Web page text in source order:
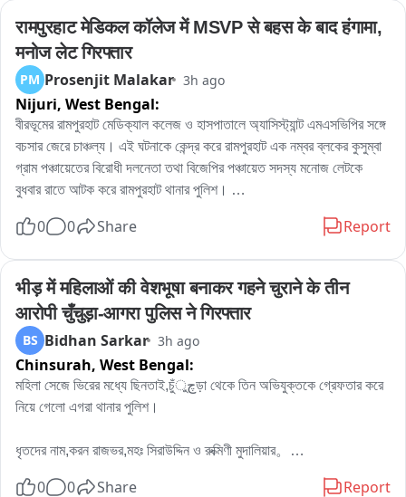
रामपुरहाट मेडिकल कॉलेज में MSVP से बहस के बाद हंगामा,
मनोज लेट गिरफ्तार
PM Prosenjit Malakar 3h ago
Nijuri, West Bengal:
বীরভূমের রামপুরহাট মেডিক্যাল কলেজ ও হাসপাতালে অ্যাসিস্ট্যান্ট এমএসভিপির সঙ্গে
বচসার জেরে চাঞ্চল্য। এই ঘটনাকে কেন্দ্র করে রামপুরহাট এক নম্বর ব্লকের কুসুম্বা
গ্রাম পঞ্চায়েতের বিরোধী দলনেতা তথা বিজেপির পঞ্চায়েত সদস্য মনোজ লেটকে
বুধবার রাতে আটক করে রামপুরহাট থানার পুলিশ।
বিজেপির একাধিক নেতৃত্ব ও কর্মীরা। তাঁরা মনোজ লেটকে কোন অভিযোগে আটক
পর পরিস্থিতি স্বাভাবিক হয়।পরে প্রয়োজনীয় প্রক্রিয়া সম্পন্ন করে এদিন সকালে
বিজেপির বিরোধী দলনেতা মনোজ লেটকে ছেড়ে দেয় রামপুরহাট থানার পুলিশ।
0 0 Share Report
भीड़ में महिलाओं की वेशभूषा बनाकर गहने चुराने के तीन
आरोपी चुँचुड़ा-आगरा पुलिस ने गिरफ्तार
BS Bidhan Sarkar 3h ago
Chinsurah, West Bengal:
মহিলা সেজে ভিরের মধ্যে ছিনতাই,চুঁچুড়া থেকে তিন অভিযুক্তকে গ্রেফতার করে
নিয়ে গেলো এগরা থানার পুলিশ।
ধৃতদের নাম,করন রাজভর,মহঃ সিরাউদ্দিন ও রুক্মিণী মুদালিয়ার。
0 0 Share Report